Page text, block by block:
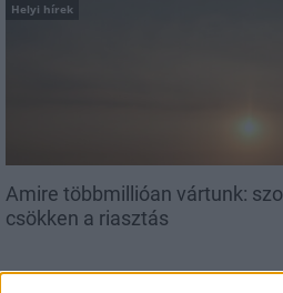
Helyi hírek
Amire többmillióan vártunk:
csökken a riasztás